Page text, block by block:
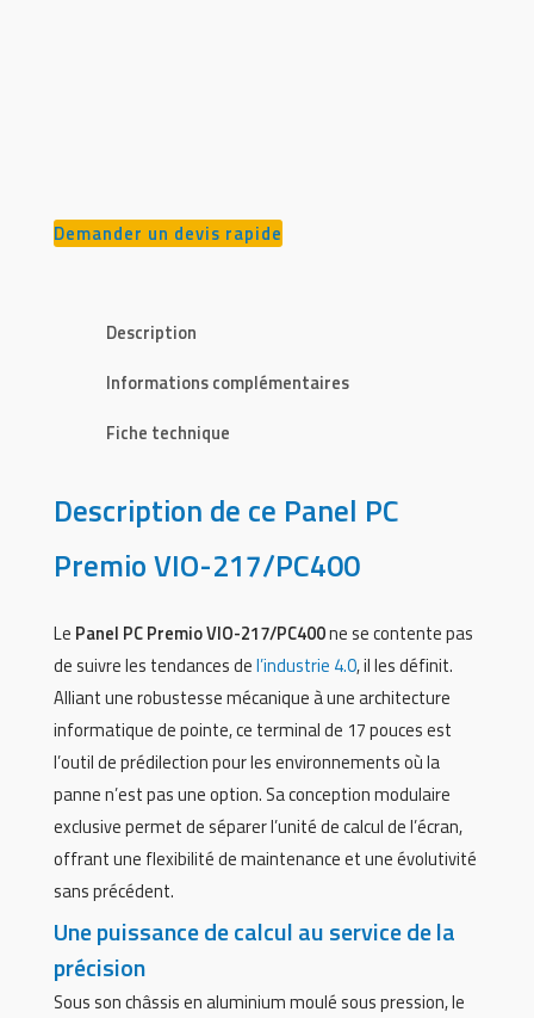
Demander un devis rapide
Description
Informations complémentaires
Fiche technique
Description de ce Panel PC
Premio VIO-217/PC400
Le Panel PCPremio VIO-217/PC400ne se contente pas
de suivre les tendances del’industrie 4.0, il les définit.
Alliant une robustesse mécanique à une architecture
informatique de pointe, ce terminal de 17 pouces est
l’outil de prédilection pour les environnements où la
panne n’est pas une option. Sa conception modulaire
exclusive permet de séparer l’unité de calcul de l’écran,
offrant une flexibilité de maintenance et une évolutivité
sans précédent.
Une puissance de calcul au service de la
précision
Sous son châssis en aluminium moulé sous pression, le